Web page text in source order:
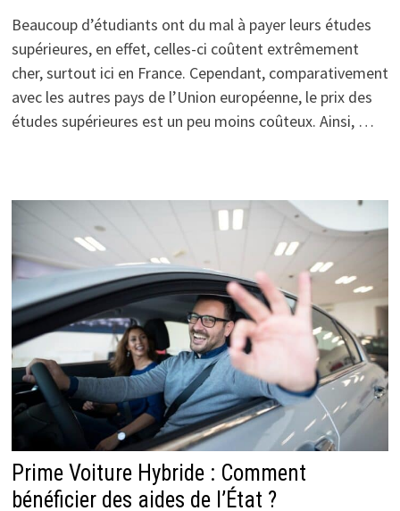
Beaucoup d’étudiants ont du mal à payer leurs études
supérieures, en effet, celles-ci coûtent extrêmement
cher, surtout ici en France. Cependant, comparativement
avec les autres pays de l’Union européenne, le prix des
études supérieures est un peu moins coûteux. Ainsi, …
Prime Voiture Hybride : Comment
bénéficier des aides de l’État ?